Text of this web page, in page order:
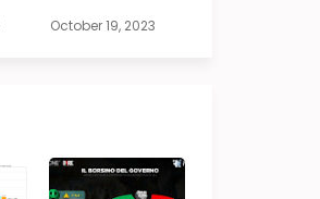
October 19, 2023